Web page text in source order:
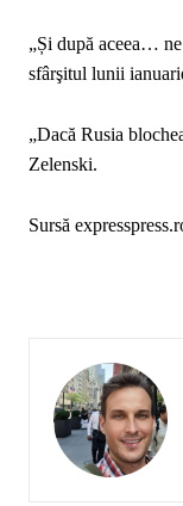
„Și după aceea…
sfârşitul lunii
„Dacă Rusia
Zelenski.
Sursă